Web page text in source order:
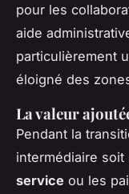
pour les
aide
particulièrement
éloigné des
La valeur
Pendant la
intermédiaire
service ou les